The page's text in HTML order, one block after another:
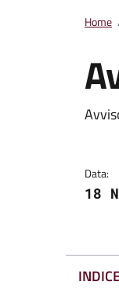
Home
Data:
18